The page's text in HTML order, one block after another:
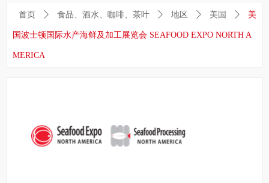
首页 ꄲ 食品、酒水、咖啡、茶叶 ꄲ 地区 ꄲ 美国 ꄲ 美
国波士顿国际水产海鲜及加工展览会 SEAFOOD EXPO NORTH A
MERICA